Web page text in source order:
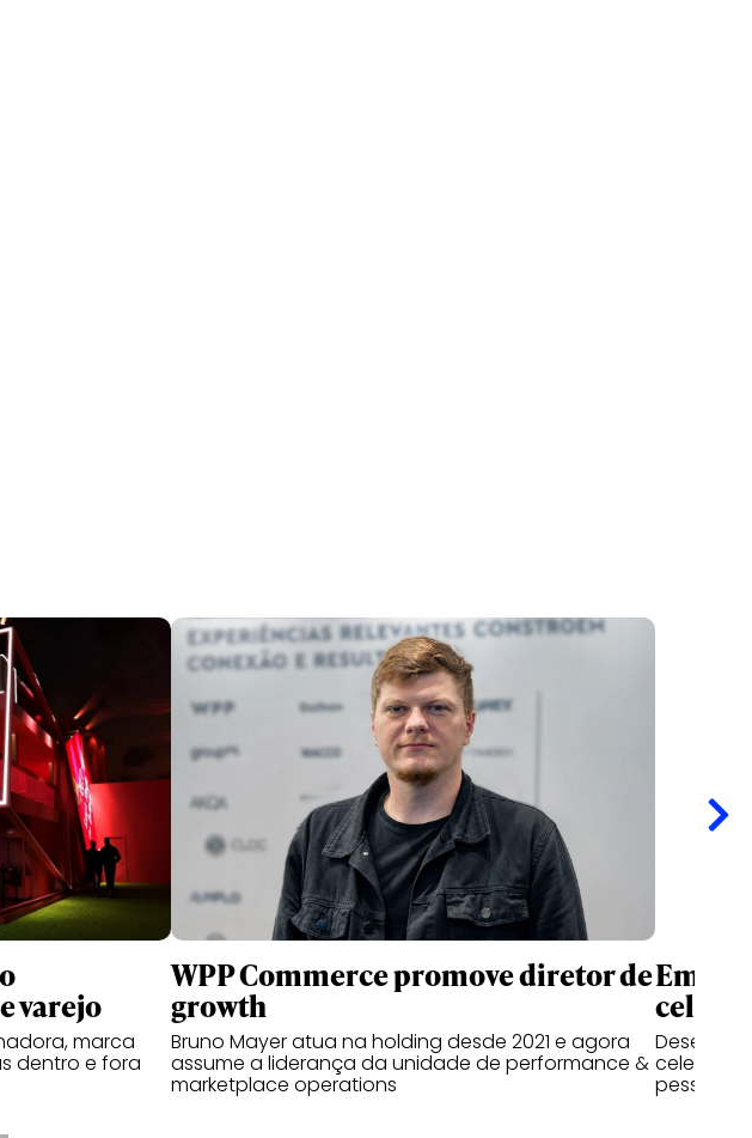
varejo
marca
dentro e fora
WPP Commerce promove diretor de
growth
Bruno Mayer atua na holding desde 2021 e agora
assume a liderança da unidade de performance &
marketplace operations
Em
celebra o
pessoas